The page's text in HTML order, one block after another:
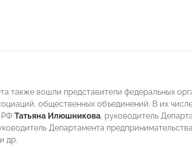
также вошли представители федеральных
общественных объединений. В их
РФ Татьяна Илюшникова, руководитель
Департамента
и др.